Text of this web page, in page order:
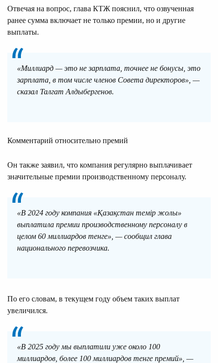
Отвечая на вопрос, глава КТЖ пояснил, что озвученная
ранее сумма включает не только премии, но и другие
выплаты.
«Миллиард — это не зарплата, точнее не бонусы, это
зарплата, в том числе членов Совета директоров», —
сказал Талгат Алдыбергенов.
Комментарий относительно премий
Он также заявил, что компания регулярно выплачивает
значительные премии производственному персоналу.
«В 2024 году компания «Қазақстан темір жолы»
выплатила премии производственному персоналу в
целом 60 миллиардов тенге», — сообщил глава
национального перевозчика.
По его словам, в текущем году объем таких выплат
увеличился.
«В 2025 году мы выплатили уже около 100
миллиардов, более 100 миллиардов тенге премий», —